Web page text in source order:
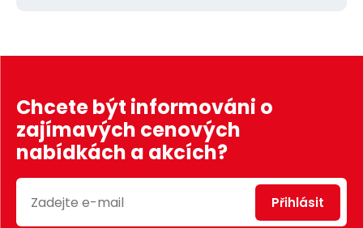
Chcete být informováni o
zajímavých cenových
nabídkách a akcích?
Přihlásit